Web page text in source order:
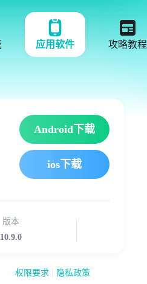
应用软件 攻略教程
Android下载
ios下载
版本
10.9.0
权限要求 隐私政策